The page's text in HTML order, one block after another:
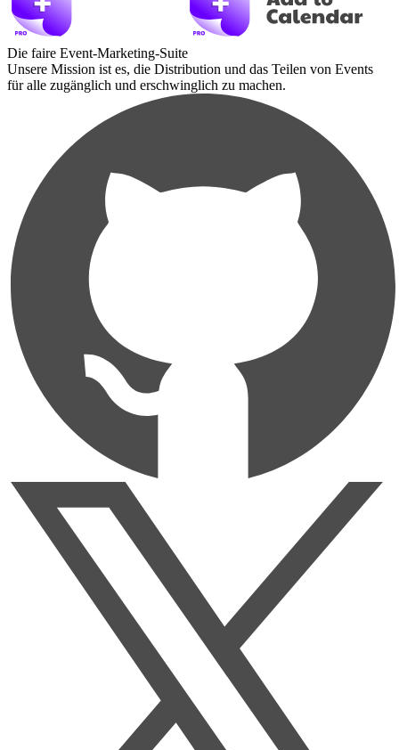
Die faire Event-Marketing-Suite
Unsere Mission ist es, die Distribution und das Teilen von Events
für alle zugänglich und erschwinglich zu machen.